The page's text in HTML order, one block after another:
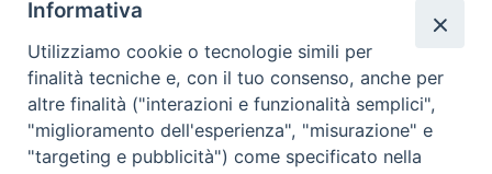
Veglia Diocesana di preghiera per le Vocazioni
Domenica 8 maggio sarà la 59ª Giornata Mondiale di
preghiera…
Convegno Regionale per le Vocazioni
Informativa
Utilizziamo cookie o tecnologie simili per
finalità tecniche e, con il tuo consenso, anche per
altre finalità ("interazioni e funzionalità semplici",
"miglioramento dell'esperienza", "misurazione" e
"targeting e pubblicità") come specificato nella